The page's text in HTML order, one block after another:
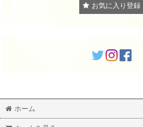
お気に入り登録
ホーム